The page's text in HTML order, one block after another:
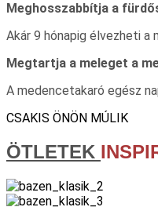
Meghosszabbítja a
Akár 9 hónapig élvezheti a
Megtartja a meleget a
A medencetakaró egész
CSAKIS ÖNÖN MÚLIK
ÖTLETEK